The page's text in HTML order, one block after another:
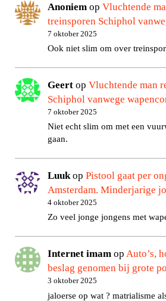
Anoniem opVluchtende
treinsporen Schiphol
7 oktober 2025
Ook niet slim om over
Geert opVluchtende man
Schiphol vanwege
7 oktober 2025
Niet echt slim om met een
gaan.
LuukopPistool gaat per
Amsterdam. Minderjarige
4 oktober 2025
Zo veel jonge jongens met
Internet imam opAuto’s,
beslag genomen bij grote
3 oktober 2025
jaloerse op wat ? matrialisme